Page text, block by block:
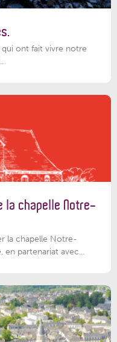
ont fait vivre notre
la chapelle Notre-
la chapelle Notre-
partenariat avec...